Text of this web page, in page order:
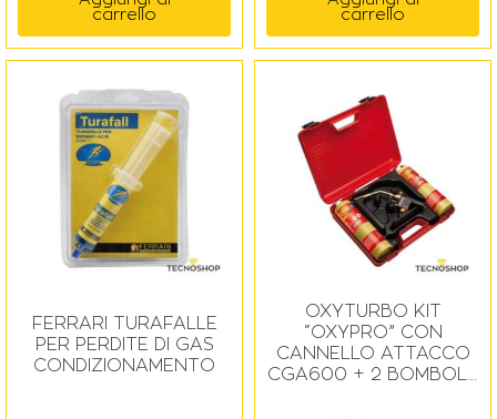
carrello
carrello
FERRARI TURAFALLE
PER PERDITE DI GAS
CONDIZIONAMENTO
OXYTURBO KIT
“OXYPRO” CON
CANNELLO ATTACCO
CGA600 + 2 BOMBOLE